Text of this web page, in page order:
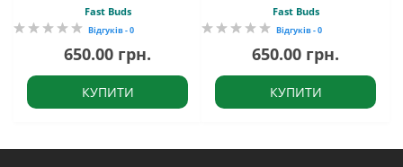
Fast Buds
Відгуків - 0
650.00 грн.
КУПИТИ
Fast Buds
Відгуків - 0
650.00 грн.
КУПИТИ